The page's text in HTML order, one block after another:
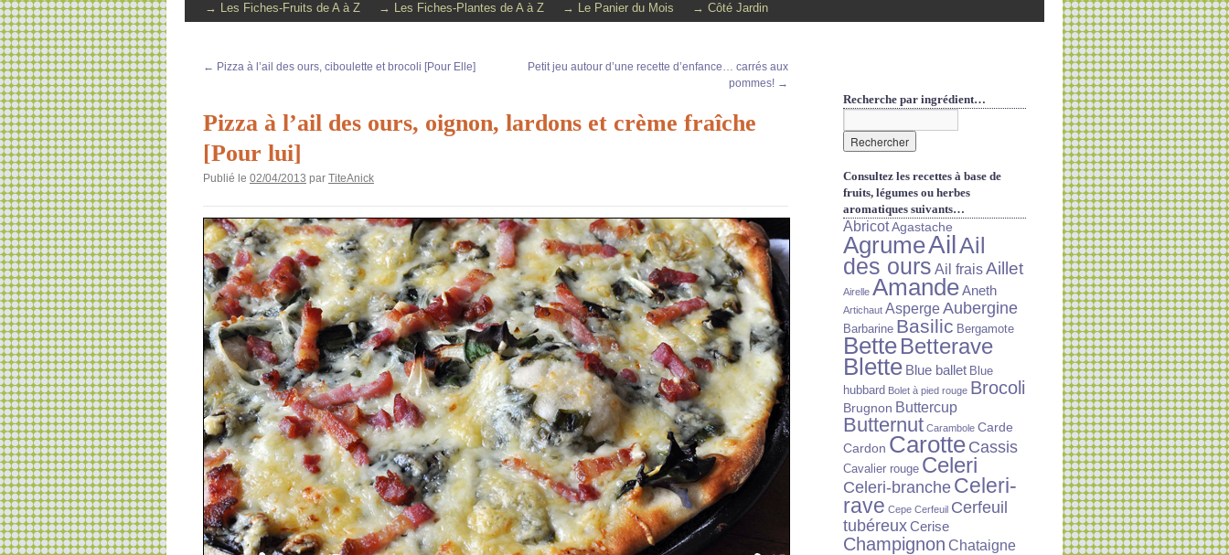
→ Les Fiches-Fruits de A à Z
→ Les Fiches-Plantes de A à Z → Le Panier du Mois → Côté Jardin
← Pizza à l’ail des ours, ciboulette et brocoli [Pour Elle]
Petit jeu autour d’une recette d’enfance… carrés aux
pommes! →
Pizza à l’ail des ours, oignon, lardons et crème fraîche
[Pour lui]
Publié le 02/04/2013 par TiteAnick
Recherche par ingrédient…
Consultez les recettes à base de
fruits, légumes ou herbes
aromatiques suivants…
AbricotAgastache
AgrumeAilAil
des ours Ail fraisAillet
Airelle AmandeAneth
Artichaut AspergeAubergine
Barbarine Basilic Bergamote
BetteBetterave
Blette Blue ballet Blue
hubbard Bolet à pied rouge Brocoli
Brugnon Buttercup
Butternut Carambole Carde
Cardon Carotte Cassis
Cavalier rouge Celeri
Celeri-branche Celeri-
rave Cepe Cerfeuil Cerfeuil
tubéreuxCerise
Champignon Chataigne